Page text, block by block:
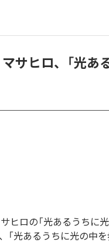
サヒロ、「光あ
ヒロの「光あるうちに
「光あるうちに光の中を